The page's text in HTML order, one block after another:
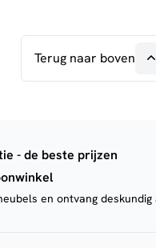
Terug naar boven
- de beste prijzen
en ontvang deskundig